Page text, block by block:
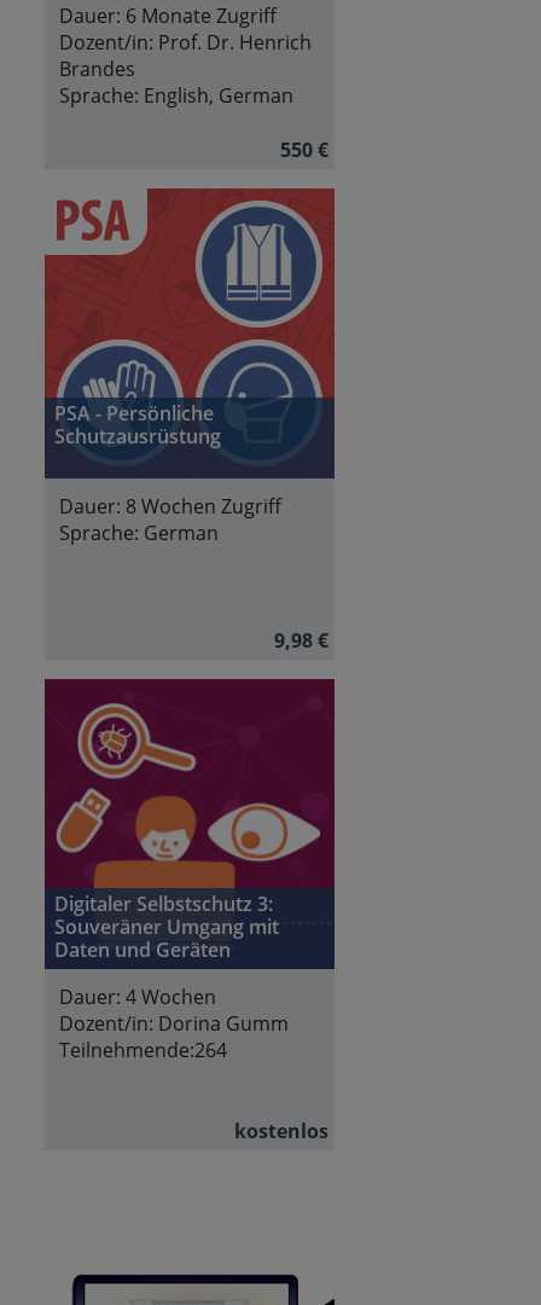
Dauer: 6 Monate Zugriff
Dozent/in: Prof. Dr. Henrich
Brandes
Sprache: English, German
550 €
PSA - Persönliche
Schutzausrüstung
Dauer: 8 Wochen Zugriff
Sprache: German
9,98 €
Digitaler Selbstschutz 3:
Souveräner Umgang mit
Daten und Geräten
Dauer: 4 Wochen
Dozent/in: Dorina Gumm
Teilnehmende:264
kostenlos